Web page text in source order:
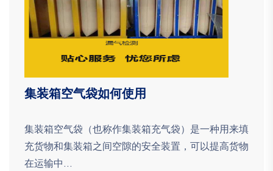
集装箱空气袋如何使用
集装箱空气袋（也称作集装箱充气袋）是一种用来填
充货物和集装箱之间空隙的安全装置，可以提高货物
在运输中...